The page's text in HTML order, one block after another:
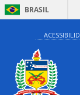
BRASIL